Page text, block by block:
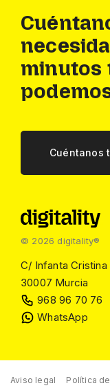
minutos
Cuéntanos
© 2026 digitality®
C/ Infanta
30007 Murcia
968 96 70 76
WhatsApp
Aviso legal Política